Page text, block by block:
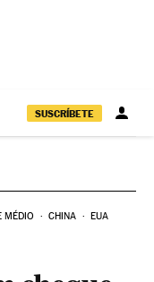
SUSCRÍBETE
MÉDIO CHINA EUA